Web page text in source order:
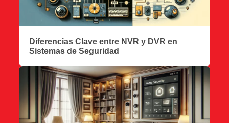
Diferencias Clave entre NVR y DVR en
Sistemas de Seguridad